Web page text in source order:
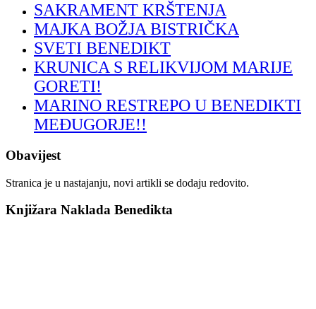
SAKRAMENT KRŠTENJA
MAJKA BOŽJA BISTRIČKA
SVETI BENEDIKT
KRUNICA S RELIKVIJOM MARIJE
GORETI!
MARINO RESTREPO U BENEDIKTI
MEĐUGORJE!!
Obavijest
Stranica je u nastajanju, novi artikli se dodaju redovito.
Knjižara Naklada Benedikta